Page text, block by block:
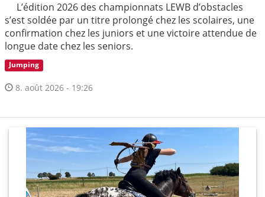
L’édition 2026 des championnats LEWB d’obstacles
s’est soldée par un titre prolongé chez les scolaires, une
confirmation chez les juniors et une victoire attendue de
longue date chez les seniors.
Jumping
8. août 2026 - 19:26